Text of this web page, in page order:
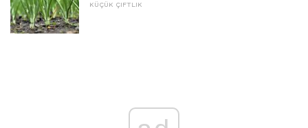
KÜÇÜK ÇIFTLIK